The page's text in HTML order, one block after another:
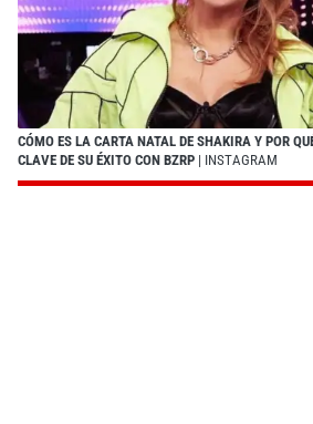
CÓMO ES LA CARTA NATAL DE SHAKIRA Y POR
CLAVE DE SU ÉXITO CON BZRP | INSTAGRAM